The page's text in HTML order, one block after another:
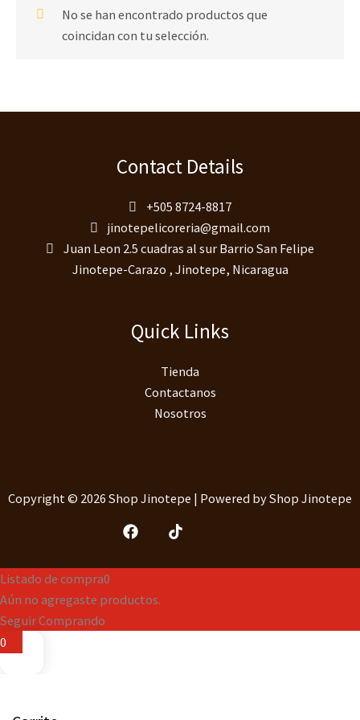
No se han encontrado productos que
coincidan con tu selección.
Contact Details
+505 8724-8817
jinotepelicoreria@gmail.com
Juan Leon 2.5 cuadras al sur Barrio San Felipe
Jinotepe-Carazo , Jinotepe, Nicaragua
Quick Links
Tienda
Contactanos
Nosotros
Copyright © 2026 Shop Jinotepe | Powered by Shop Jinotepe
Listado de compra0
Aún no agregaste productos.
Seguir Comprando
0